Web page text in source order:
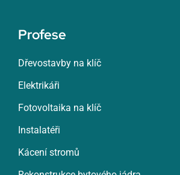
Profese
Dřevostavby na klíč
Elektrikáři
Fotovoltaika na klíč
Instalatéři
Kácení stromů